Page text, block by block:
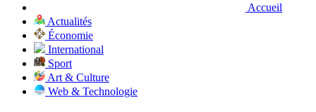
Accueil
Actualités
Économie
International
Sport
Art & Culture
Web & Technologie